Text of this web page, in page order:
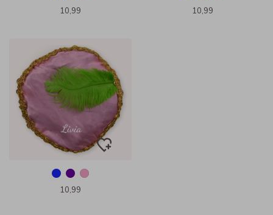
10,99 10,99
10,99